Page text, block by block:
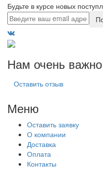
Будьте в курсе новых
Нам очень
Оставить отзыв
Меню
Оставить заявку
О компании
Доставка
Оплата
Контакты